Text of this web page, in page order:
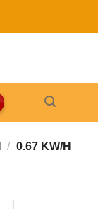
/ 0.67 KW/H